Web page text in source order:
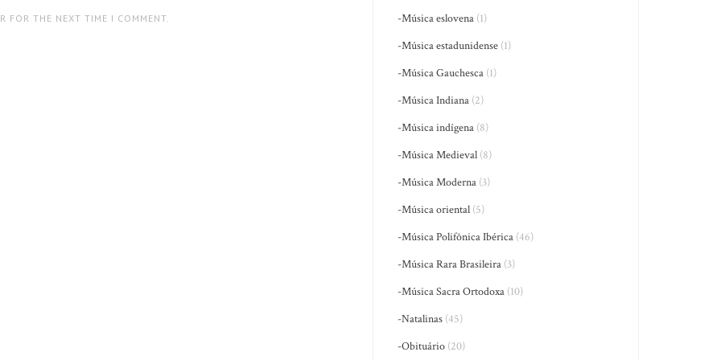
FOR THE NEXT TIME I COMMENT.
-Música eslovena (1)
-Música estadunidense (1)
-Música Gauchesca (1)
-Música Indiana (2)
-Música indígena (8)
-Música Medieval (8)
-Música Moderna (3)
-Música oriental (5)
-Música Polifônica Ibérica (46)
-Música Rara Brasileira (3)
-Música Sacra Ortodoxa (10)
-Natalinas (45)
-Obituário (20)